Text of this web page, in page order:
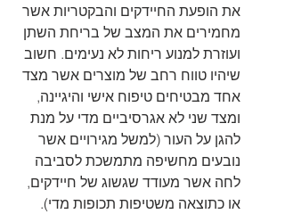
את הופעת החיידקים והבקטריות אשר
מחמירים את המצב של בריחת השתן
ועוזרת למנוע ריחות לא נעימים. חשוב
שיהיו טווח רחב של מוצרים אשר מצד
אחד מבטיחים טיפוח אישי והיגיינה,
ומצד שני לא אגרסיביים מדי על מנת
להגן על העור (למשל מגירויים אשר
נובעים מחשיפה מתמשכת לסביבה
לחה אשר מעודד שגשוג של חיידקים,
או כתוצאה משטיפות תכופות מדי).